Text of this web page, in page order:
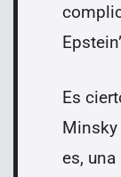
Es
Minsky
es,